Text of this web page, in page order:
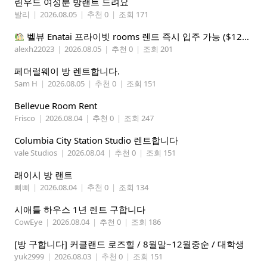
발리 | 2026.08.05 | 추천 0 | 조회 171
벨뷰 Enatai 프라이빗 rooms 렌트 즉시 입주 가능 ($1200 monthly)
alexh22023 | 2026.08.05 | 추천 0 | 조회 201
페더럴웨이 방 렌트합니다.
Sam H | 2026.08.05 | 추천 0 | 조회 151
Bellevue Room Rent
Frisco | 2026.08.04 | 추천 0 | 조회 247
Columbia City Station Studio 렌트합니다
vale Studios | 2026.08.04 | 추천 0 | 조회 151
래이시 방 랜트
삐삐 | 2026.08.04 | 추천 0 | 조회 134
시애틀 하우스 1년 렌트 구합니다
CowEye | 2026.08.04 | 추천 0 | 조회 186
[방 구합니다] 커클랜드 로즈힐 / 8월말~12월중순 / 대학생
yuk2999 | 2026.08.03 | 추천 0 | 조회 151